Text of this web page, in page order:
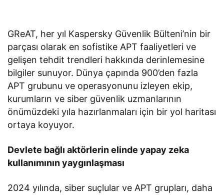
GReAT, her yıl Kaspersky Güvenlik Bülteni’nin bir
parçası olarak en sofistike APT faaliyetleri ve
gelişen tehdit trendleri hakkında derinlemesine
bilgiler sunuyor. Dünya çapında 900’den fazla
APT grubunu ve operasyonunu izleyen ekip,
kurumların ve siber güvenlik uzmanlarının
önümüzdeki yıla hazırlanmaları için bir yol haritası
ortaya koyuyor.
Devlete bağlı aktörlerin elinde yapay zeka
kullanımının yaygınlaşması
2024 yılında, siber suçlular ve APT grupları, daha